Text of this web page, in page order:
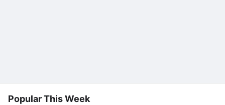
Popular This Week